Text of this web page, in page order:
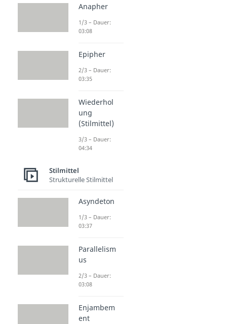
Anapher
1/3 – Dauer:
03:08
Epipher
2/3 – Dauer:
03:35
Wiederhol
ung
(Stilmittel)
3/3 – Dauer:
04:34
Stilmittel
Strukturelle Stilmittel
Asyndeton
1/3 – Dauer:
03:37
Parallelism
us
2/3 – Dauer:
03:08
Enjambem
ent